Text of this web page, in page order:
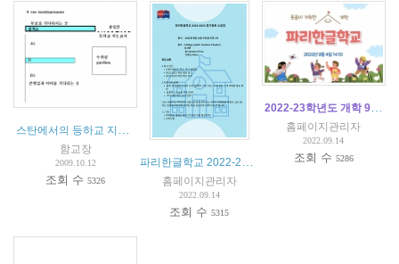
함교장
2009.10.12
조회 수5326 홈페이지관리자
2022.09.14
조회 수5315
2022-23학년도 개학 9월 14일 수요일
홈페이지관리자
2022.09.14
조회 수 5286